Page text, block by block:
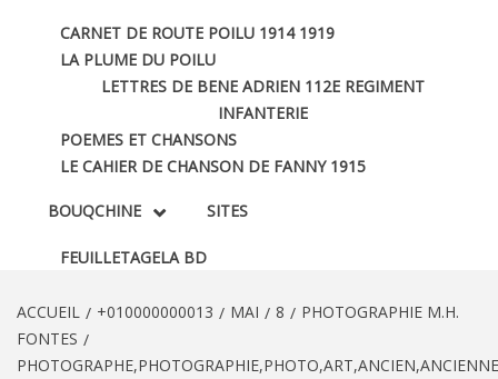
CARNET DE ROUTE POILU 1914 1919
LA PLUME DU POILU
LETTRES DE BENE ADRIEN 112E REGIMENT
INFANTERIE
POEMES ET CHANSONS
LE CAHIER DE CHANSON DE FANNY 1915
BOUQCHINE
FEUILLETAGELA BD
SITES
ACCUEIL +010000000013 MAI 8
PHOTOGRAPHIE M.H.
FONTES